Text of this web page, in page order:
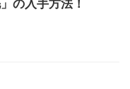
の入手方法！